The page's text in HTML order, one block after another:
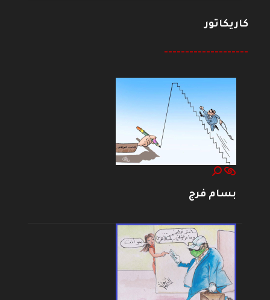
كاريكاتور
--------------------
بسام فرج